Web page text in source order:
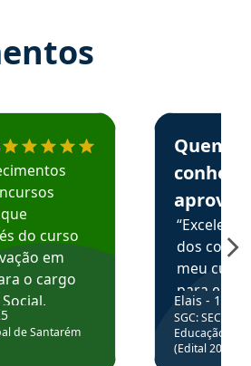
o Aprova Concursos em
do curso
em
o cargo
na
de Santarém
Estudante
Quem
aprova
dos
meu
para
colocar
através
de
Elais - 15/
SGC: SEC BA
Educação
(Edital